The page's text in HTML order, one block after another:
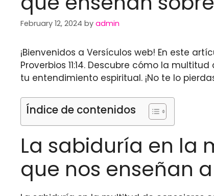
February 12, 2024 by admin
¡Bienvenidos a Versículos web! En este
Proverbios 11:14. Descubre cómo la
tu entendimiento espiritual. ¡No te lo
Índice de contenidos
La sabiduría en la
que nos enseñan